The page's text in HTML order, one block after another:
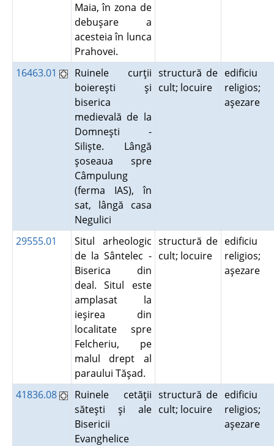
Maia, în zona de
debuşare a
acesteia în lunca
Prahovei.
16463.01
Ruinele curţii
boiereşti şi
biserica
medievală de la
Domneşti -
Silişte. Lângă
şoseaua spre
Câmpulung
(ferma IAS), în
sat, lângă casa
Negulici
structură de
cult; locuire
edificiu
religios;
aşezare
29555.01
Situl arheologic
de la Sântelec -
Biserica din
deal. Situl este
amplasat la
ieşirea din
localitate spre
Felcheriu, pe
malul drept al
paraului Tăşad.
structură de
cult; locuire
edificiu
religios;
aşezare
41836.08
Ruinele cetăţii
săteşti şi ale
Bisericii
Evanghelice
structură de
cult; locuire
edificiu
religios;
aşezare